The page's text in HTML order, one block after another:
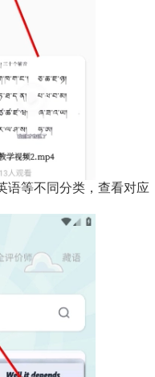
语等不同分类，查看对应